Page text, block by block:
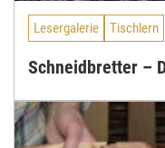
Lesergalerie Tischlern
Schneidbretter –